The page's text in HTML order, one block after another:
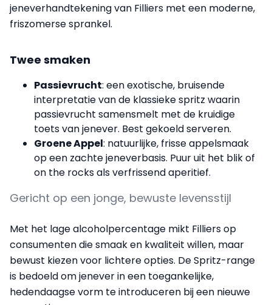
jeneverhandtekening van Filliers met een moderne,
friszomerse sprankel.
Twee smaken
Passievrucht: een exotische, bruisende
interpretatie van de klassieke spritz waarin
passievrucht samensmelt met de kruidige
toets van jenever. Best gekoeld serveren.
Groene Appel: natuurlijke, frisse appelsmaak
op een zachte jeneverbasis. Puur uit het blik of
on the rocks als verfrissend aperitief.
Gericht op een jonge, bewuste levensstijl
Met het lage alcoholpercentage mikt Filliers op
consumenten die smaak en kwaliteit willen, maar
bewust kiezen voor lichtere opties. De Spritz-range
is bedoeld om jenever in een toegankelijke,
hedendaagse vorm te introduceren bij een nieuwe